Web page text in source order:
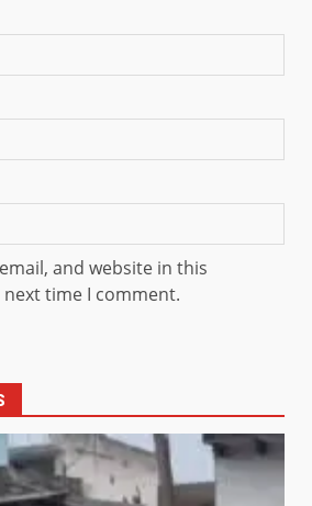
and website in this
time I comment.